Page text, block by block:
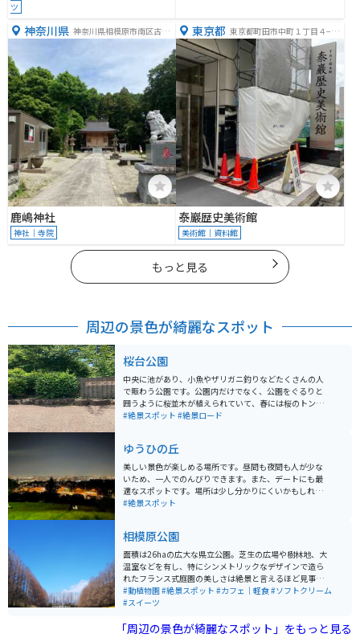
ツ
神奈川県 神奈川県相模原市南区古淵
鹿嶋神社
神社｜寺院
東京都 東京都町田市中町１丁目４−１
０
泰巖歴史美術館
美術館｜資料館
もっと見る
周辺の景色が綺麗なスポット
桜台公園
中央に池があり、小魚やザリガニ釣りなどたくさんの人
で賑わう公園です。公園内だけでなく、公園をぐるりと
囲うように桜並木が植えられていて、春には桜のトンネ
ルの中を走ることができる絶景スポットです。また秋に
#絶景スポット #絶景ロード
ゆうひの丘
美しい景色が楽しめる場所です。昼間も夜間も人が少な
いため、一人でのんびりできます。また、デートにも最
適なスポットです。場所は少し分かりにくいかもしれま
せんが、少し坂を登ったところにあります。夜は綺麗な
#絶景スポット
相模原公園
面積は26haの広大な県立公園。芝生の広場や樹林地、大
温室などを有し、特にシンメトリックなデザインで造ら
れたフランス式庭園の美しさは絶景と言えるほど見事な
もの。南側には相模原市立の「相模原麻溝公園」も隣接
していて、レジャースポットとしても魅力抜群！県内外
#動植物園#絶景スポット #カフェ｜軽食#ソフトクリーム
#スイーツ
「周辺の景色が綺麗なスポット」をもっと見る